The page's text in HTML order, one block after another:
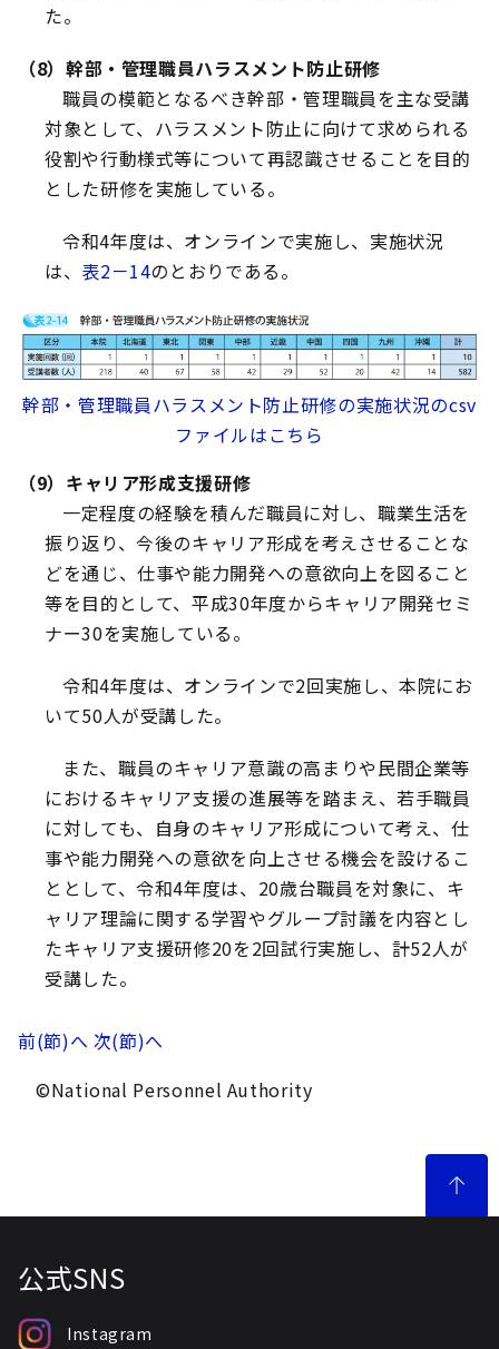
た。
（8）幹部・管理職員ハラスメント防止研修
職員の模範となるべき幹部・管理職員を主な受講
対象として、ハラスメント防止に向けて求められる
役割や行動様式等について再認識させることを目的
とした研修を実施している。
令和4年度は、オンラインで実施し、実施状況
は、 表2－14のとおりである。
幹部・管理職員ハラスメント防止研修の実施状況のcsv
ファイルはこちら
（9）キャリア形成支援研修
一定程度の経験を積んだ職員に対し、職業生活を
振り返り、今後のキャリア形成を考えさせることな
どを通じ、仕事や能力開発への意欲向上を図ること
等を目的として、平成30年度からキャリア開発セミ
ナー30を実施している。
令和4年度は、オンラインで2回実施し、本院にお
いて50人が受講した。
また、職員のキャリア意識の高まりや民間企業等
におけるキャリア支援の進展等を踏まえ、若手職員
に対しても、自身のキャリア形成について考え、仕
事や能力開発への意欲を向上させる機会を設けるこ
ととして、令和4年度は、20歳台職員を対象に、キ
ャリア理論に関する学習やグループ討議を内容とし
たキャリア支援研修20を2回試行実施し、計52人が
受講した。
前(節)へ 次(節)へ
©National Personnel Authority
公式SNS
Instagram